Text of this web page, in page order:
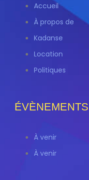
Accueil
À propos de
Kadanse
Location
Politiques
ÉVÈNEMENTS
À venir
À venir